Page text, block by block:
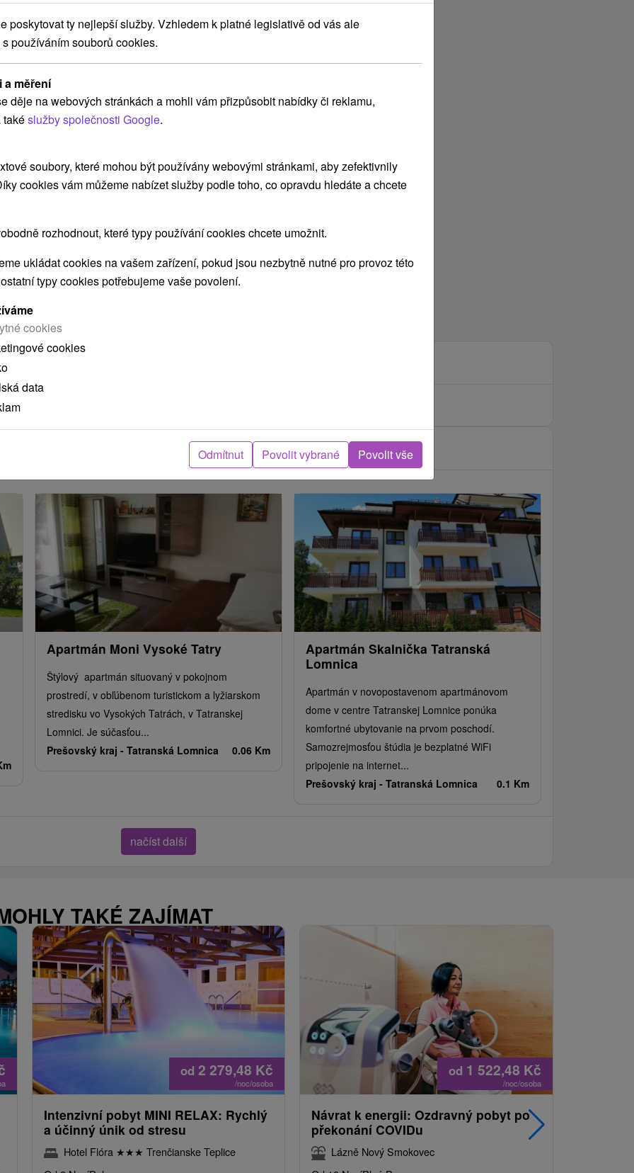
POKRAČOVAT
skutečná délka cesty může být jiná.
v blízkosti?
Apartmán Moni Vysoké Tatry
Štýlový apartmán situovaný v pokojnom
prostredí, v obľúbenom turistickom a lyžiarskom
stredisku vo Vysokých Tatrách, v Tatranskej
Lomnici. Je súčasťou...
Prešovský kraj - Tatranská Lomnica 0.06 Km
Apartmán Skalnička Tatranská
Lomnica
Apartmán v novopostavenom apartmánovom
dome v centre Tatranskej Lomnice ponúka
komfortné ubytovanie na prvom poschodí.
Samozrejmosťou štúdia je bezplatné WiFi
pripojenie na internet...
Prešovský kraj - Tatranská Lomnica 0.1 Km
načíst další
TAKÉ ZAJÍMAT
od 2 279,48 Kč
/noc/osoba
Intenzivní pobyt MINI RELAX: Rychlý
a účinný únik od stresu
Hotel Flóra ★★★ Trenčianske Teplice
od 1 522,48 Kč
/noc/osoba
Návrat k energii: Ozdravný pobyt po
překonání COVIDu
Lázně Nový Smokovec
poskytovat ty nejlepší služby. Vzhledem k platné legislativě od vás ale
používáním souborů cookies.
a měření
děje na webových stránkách a mohli vám přizpůsobit nabídky či reklamu,
takéslužby společnosti Google.
soubory, které mohou být používány webovými stránkami, aby zefektivnily
cookies vám můžeme nabízet služby podle toho, co opravdu hledáte a chcete
rozhodnout, které typy používání cookies chcete umožnit.
ukládat cookies na vašem zařízení, pokud jsou nezbytně nutné pro provoz této
typy cookies potřebujeme vaše povolení.
cookies
cookies
data
Odmítnut Povolit vybrané Povolit vše